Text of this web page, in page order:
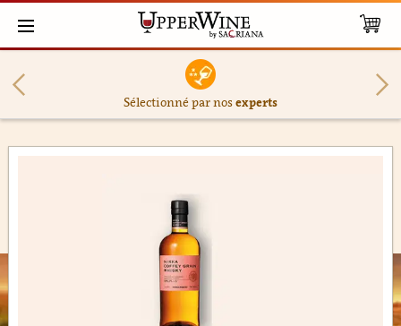
Sélectionné par nosexperts